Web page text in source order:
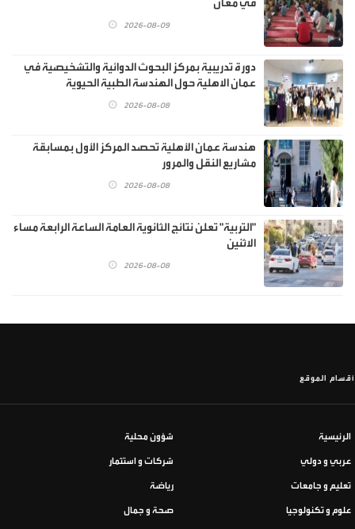
2026-08-09
دورة تدريبية بمركز البحوث الدوائية والتشخيصية في
عمان الاهلية حول الهندسة الطبية الحيوية
2026-08-08
هندسة عمان الأهلية تحصد المركز الأول بمسابقة
مشاريع النقل والمرور
2026-08-08
"التربية" تعلن نتائج الثانوية العامة الساعة الرابعة مساء
الاثنين
2026-08-08
أقسام الموقع
الرئيسية شؤون محلية
عربي و دولي شركات و استثمار
تعليم و جامعات رياضة
علوم و تكنولوجيا صحة و جمال